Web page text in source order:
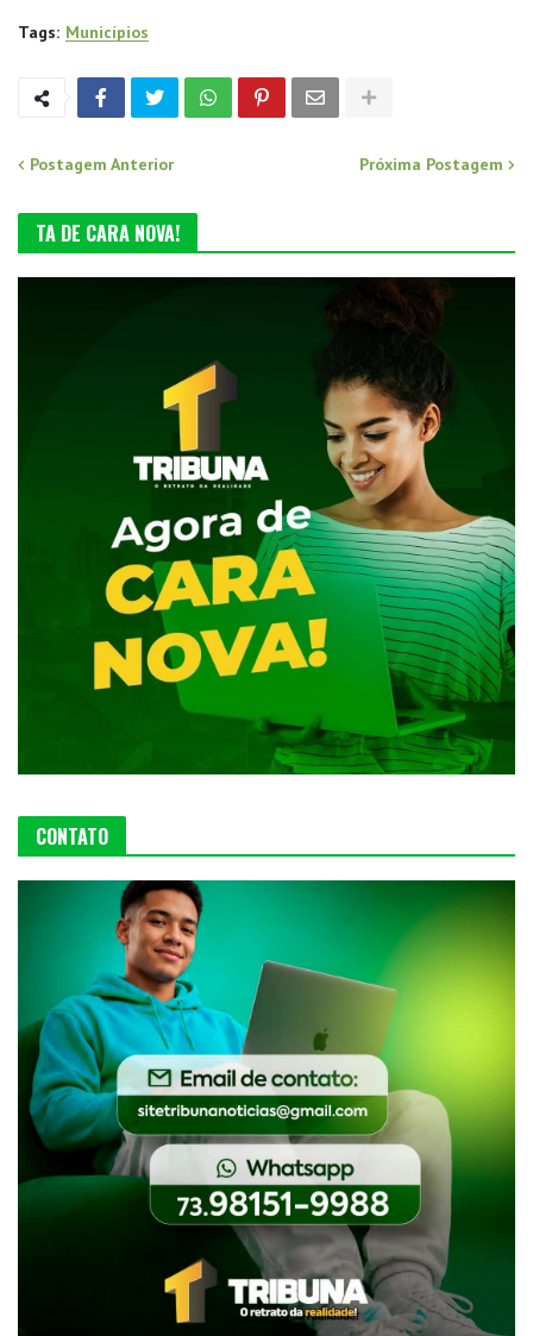
Tags: Municípios
Postagem Anterior Próxima Postagem
TA DE CARA NOVA!
CONTATO